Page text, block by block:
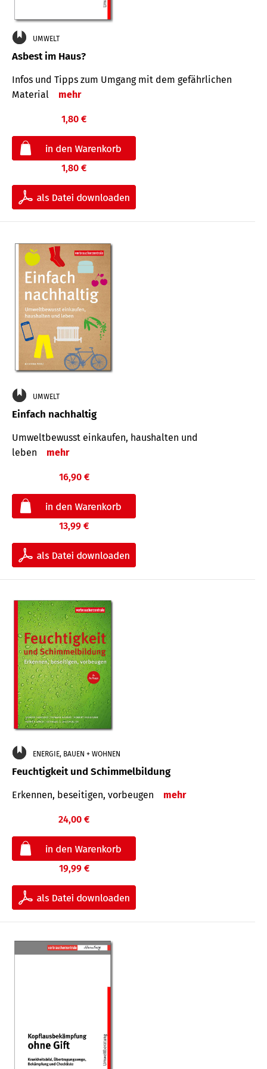
UMWELT
Asbest im Haus?
Infos und Tipps zum Um­gang mit dem ge­fähr­lichen
Mate­rial
mehr
1,80 €
1,80 €
UMWELT
Einfach nachhaltig
Umweltbewusst einkaufen, haushalten und
leben
mehr
16,90 €
13,99 €
ENERGIE, BAUEN + WOHNEN
Feuchtigkeit und Schimmelbildung
Erkennen, beseitigen, vorbeugen mehr
24,00 €
19,99 €